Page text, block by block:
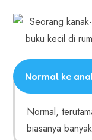
Normal ke
Normal,
biasanya